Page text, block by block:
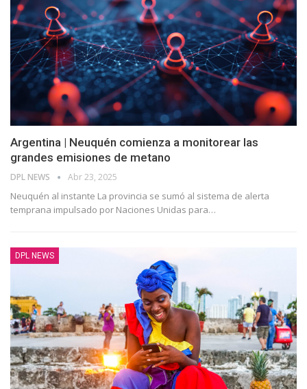
Argentina | Neuquén comienza a monitorear las
grandes emisiones de metano
DPL NEWS Abr 23, 2025
Neuquén al instante La provincia se sumó al sistema de alerta
temprana impulsado por Naciones Unidas para…
DPL NEWS